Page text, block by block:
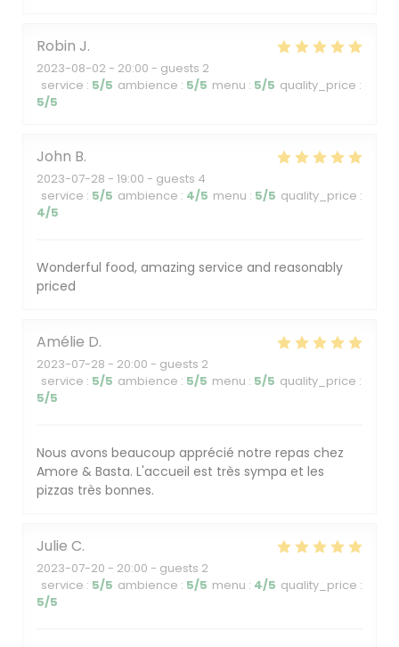
Robin J
2023-08-02 - 20:00 - guests 2
service : 5/5 ambience : 5/5 menu : 5/5 quality_price :
5/5
John B
2023-07-28 - 19:00 - guests 4
service : 5/5 ambience : 4/5 menu : 5/5 quality_price :
4/5
Wonderful food, amazing service and reasonably
priced
Amélie D
2023-07-28 - 20:00 - guests 2
service : 5/5 ambience : 5/5 menu : 5/5 quality_price :
5/5
Nous avons beaucoup apprécié notre repas chez
Amore & Basta. L'accueil est très sympa et les
pizzas très bonnes.
Julie C
2023-07-20 - 20:00 - guests 2
service : 5/5 ambience : 5/5 menu : 4/5 quality_price :
5/5
Amore & Basta